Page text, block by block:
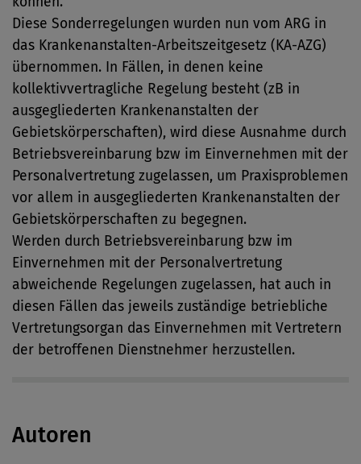
Diese Sonderregelungen wurden nun vom ARG in
das Krankenanstalten-Arbeitszeitgesetz (KA-AZG)
übernommen. In Fällen, in denen keine
kollektivvertragliche Regelung besteht (zB in
ausgegliederten Krankenanstalten der
Gebietskörperschaften), wird diese Ausnahme durch
Betriebsvereinbarung bzw im Einvernehmen mit der
Personalvertretung zugelassen, um Praxisproblemen
vor allem in ausgegliederten Krankenanstalten der
Gebietskörperschaften zu begegnen.
Werden durch Betriebsvereinbarung bzw im
Einvernehmen mit der Personalvertretung
abweichende Regelungen zugelassen, hat auch in
diesen Fällen das jeweils zuständige betriebliche
Vertretungsorgan das Einvernehmen mit Vertretern
der betroffenen Dienstnehmer herzustellen.
Autoren